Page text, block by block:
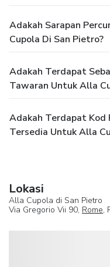
Adakah Sarapan
Cupola Di San Pietro?
Adakah Terdapat
Tawaran Untuk Alla
Adakah Terdapat Kod
Tersedia Untuk Alla
Lokasi
Alla Cupola di San Pietro
Via Gregorio Vii 90, Rome,